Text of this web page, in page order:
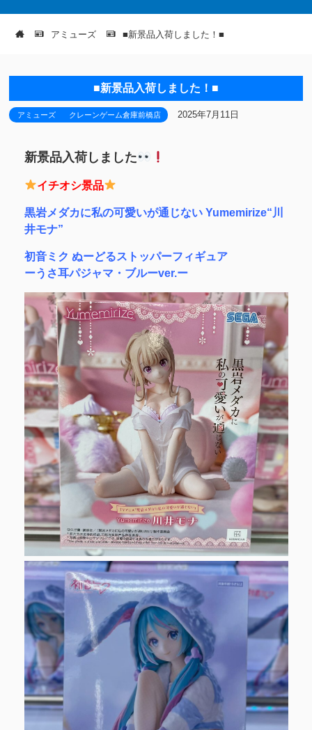
アミューズ ■新景品入荷しました！■
■新景品入荷しました！■
アミューズ クレーンゲーム倉庫前橋店 2025年7月11日
新景品入荷しました
イチオシ景品
黒岩メダカに私の可愛いが通じない Yumemirize“川
井モナ”
初音ミク ぬーどるストッパーフィギュア
ーうさ耳パジャマ・ブルーver.ー